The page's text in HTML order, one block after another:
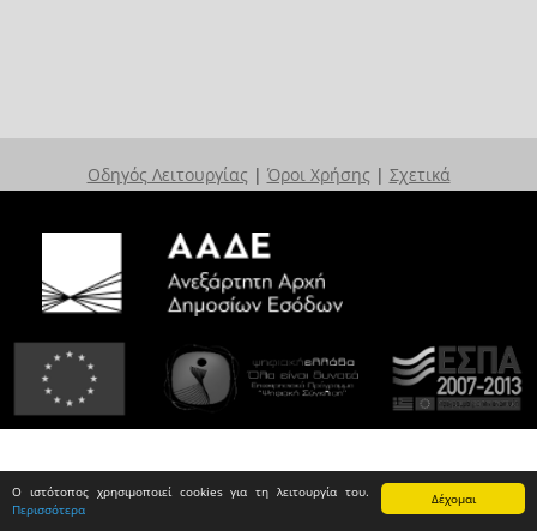
Δέχομαι
Ο ιστότοπος χρησιμοποιεί cookies για τη λειτουργία του.
Περισσότερα
Οδηγός Λειτουργίας | Όροι Χρήσης | Σχετικά